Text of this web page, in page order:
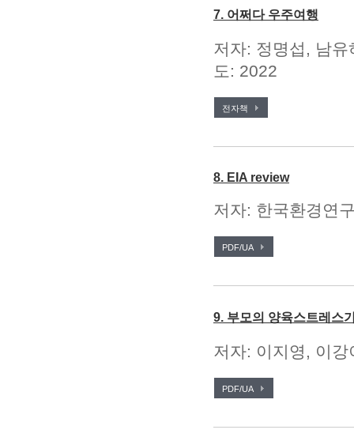
7. 어쩌다 우주여행
저자: 정명섭, 남
도: 2022
전자책
8. EIA review
저자: 한국환경연
PDF/UA
9. 부모의 양육스트레스
저자: 이지영, 이
PDF/UA